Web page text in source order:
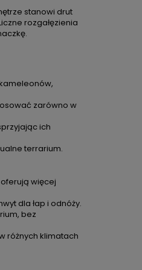
stanowi drut
rozgałęzienia
zarówno w
ich
terrarium.
więcej
dla łap i odnóży.
bez
różnych klimatach